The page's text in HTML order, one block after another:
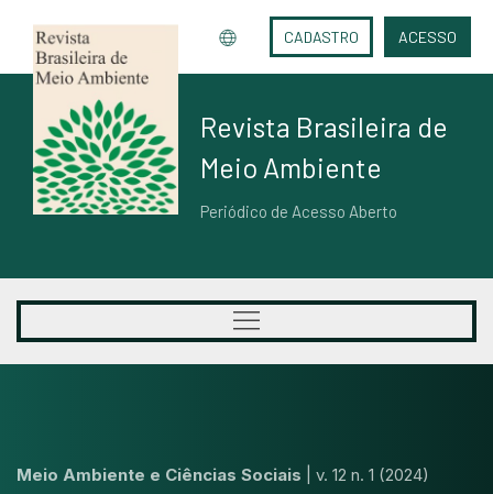
CADASTRO ACESSO
Revista Brasileira de
Meio Ambiente
Periódico de Acesso Aberto
Meio Ambiente e Ciências Sociais v. 12 n. 1 (2024)